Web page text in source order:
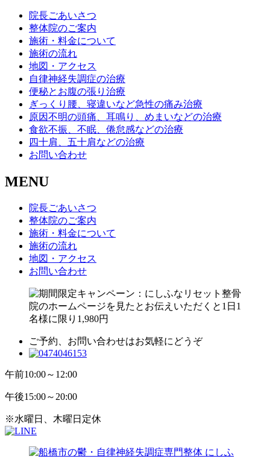
院長ごあいさつ
整体院のご案内
施術・料金について
施術の流れ
地図・アクセス
自律神経失調症の治療
便秘とお腹の張り治療
ぎっくり腰、寝違いなど急性の痛み治療
原因不明の頭痛、耳鳴り、めまいなどの治療
食欲不振、不眠、倦怠感などの治療
四十肩、五十肩などの治療
お問い合わせ
MENU
院長ごあいさつ
整体院のご案内
施術・料金について
施術の流れ
地図・アクセス
お問い合わせ
ご予約、お問い合わせはお気軽にどうぞ
午前10:00～12:00
午後15:00～20:00
※水曜日、木曜日定休